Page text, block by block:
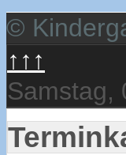
©
↑↑↑
Samstag,